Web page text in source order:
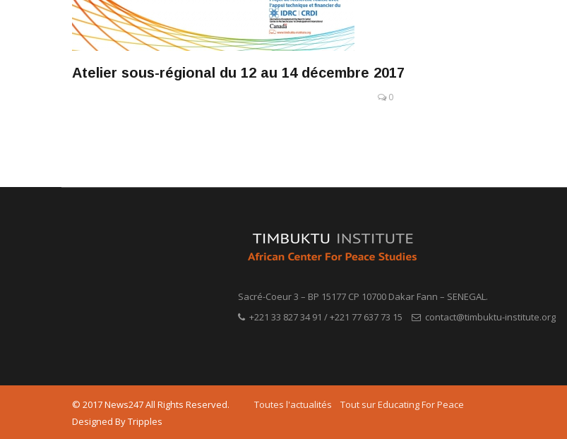
Atelier sous-régional du 12 au 14 décembre 2017
0
Sacré-Coeur 3 – BP 15177 CP 10700 Dakar Fann – SENEGAL.
+221 33 827 34 91 / +221 77 637 73 15
contact@timbuktu-institute.org
Toutes l'actualités Tout sur Educating For Peace
© 2017 News247 All Rights Reserved.
Designed By Tripples